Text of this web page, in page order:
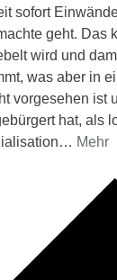
sofort
geht. Das
wird und
was aber in
vorgesehen ist
hat, als
… Mehr